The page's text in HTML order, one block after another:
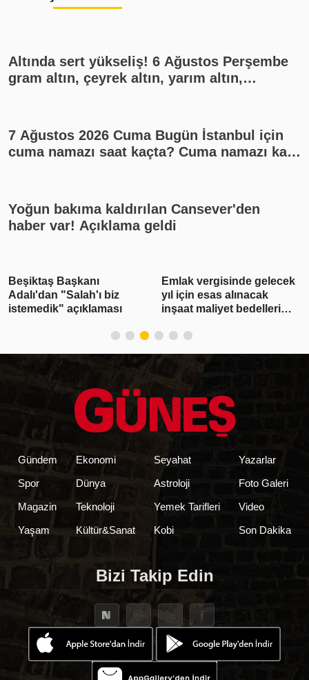
Altında sert yükseliş! 6 Ağustos Perşembe
gram altın, çeyrek altın, yarım altın,
7 Ağustos 2026 Cuma Bugün İstanbul için
cuma namazı saat kaçta? Cuma namazı kaç
Yoğun bakıma kaldırılan Cansever'den
haber var! Açıklama geldi
Beşiktaş Başkanı
Adalı'dan "Salah'ı biz
istemedik" açıklaması
Emlak vergisinde gelecek
yıl için esas alınacak
inşaat maliyet bedelleri
Gündem
Spor
Magazin
Yaşam
Ekonomi
Dünya
Teknoloji
Kültür&Sanat
Seyahat
Astroloji
Yemek Tarifleri
Kobi
Yazarlar
Foto Galeri
Video
Son Dakika
Bizi Takip Edin